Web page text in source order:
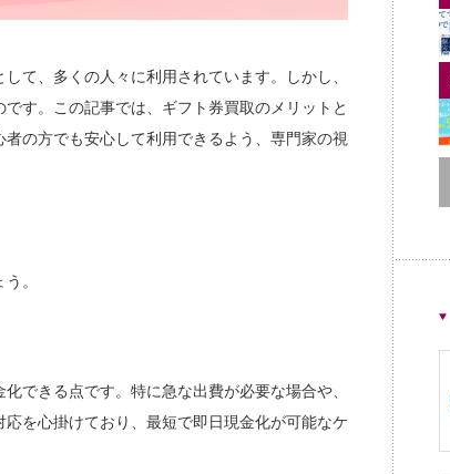
て、多くの人々に利用されています。しかし、
す。この記事では、ギフト券買取のメリットと
の方でも安心して利用できるよう、専門家の視
。
できる点です。特に急な出費が必要な場合や、
を心掛けており、最短で即日現金化が可能なケ